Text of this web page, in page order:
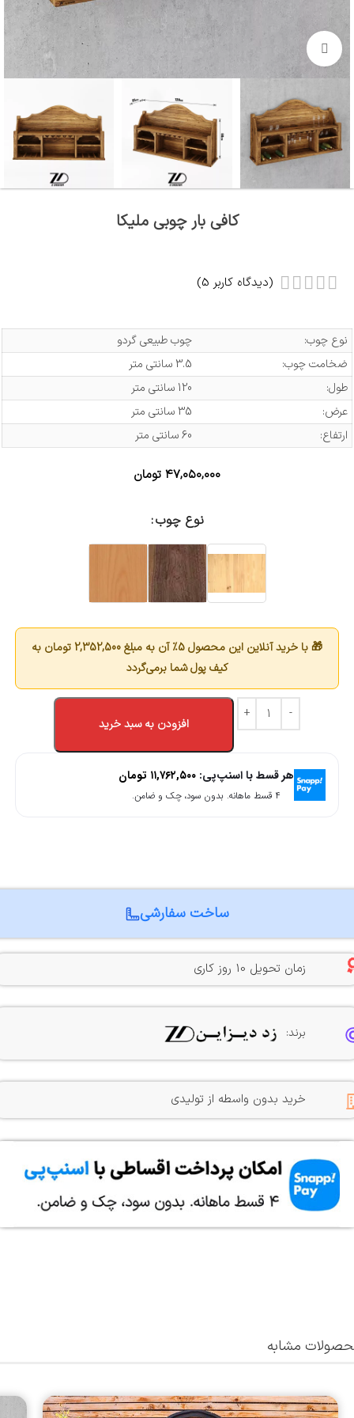
بزرگنمایی تصویر
کافی بار چوبی ملیکا
(دیدگاه کاربر 5
)
نوع چوب:
چوب طبیعی گردو
ضخامت چوب:
3.5 سانتی متر
طول:
120 سانتی متر
عرض:
35 سانتی متر
ارتفاع:
60 سانتی متر
۴۷,۰۵۰,۰۰۰ تومان
نوع چوب
🎁 با خرید آنلاین این محصول 5٪ آن به مبلغ 2,352,500تومان به
کیف پول شما برمی‌گردد
افزودن به سبد خرید
هر قسط با اسنپ‌پی: ۱۱,۷۶۲,۵۰۰ تومان
۴ قسط ماهانه. بدون سود، چک و ضامن.
ساخت سفارشی
زمان تحویل 10 روز کاری
برند:
خرید بدون واسطه از تولیدی
مشابه